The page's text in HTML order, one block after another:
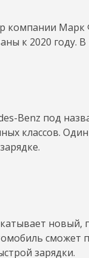
компании Марк
к 2020 году.
Benz под
классов.
новый,
сможет
зарядки.